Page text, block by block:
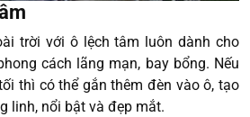
trời với ô lệch tâm luôn dành cho
cách lãng mạn, bay bổng. Nếu
thì có thể gắn thêm đèn vào ô, tạo
linh, nổi bật và đẹp mắt.